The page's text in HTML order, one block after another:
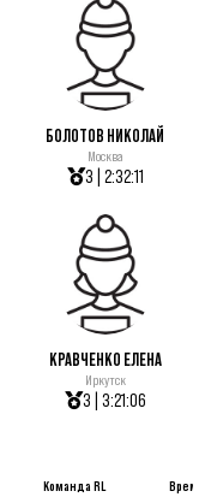
БОЛОТОВ НИКОЛАЙ
Москва
3 | 2:32:11
КРАВЧЕНКО ЕЛЕНА
Иркутск
3 | 3:21:06
Команда RL Время